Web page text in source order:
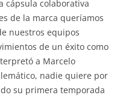
cápsula colaborativa
de la marca queríamos
nuestros equipos
de un éxito como
a Marcelo
nadie quiere por
su primera temporada